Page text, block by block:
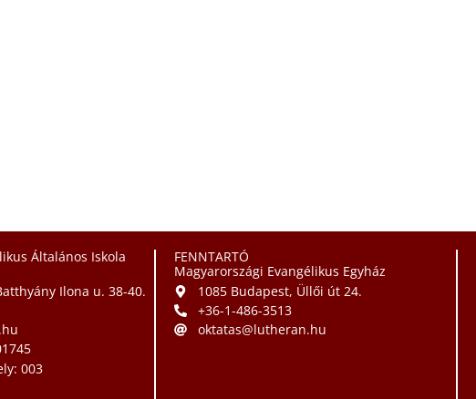
Általános Iskola
Ilona u. 38-40.
003
FENNTARTÓ
Magyarországi Evangélikus Egyház
1085 Budapest, Üllői út 24.
+36-1-486-3513
oktatas@lutheran.hu